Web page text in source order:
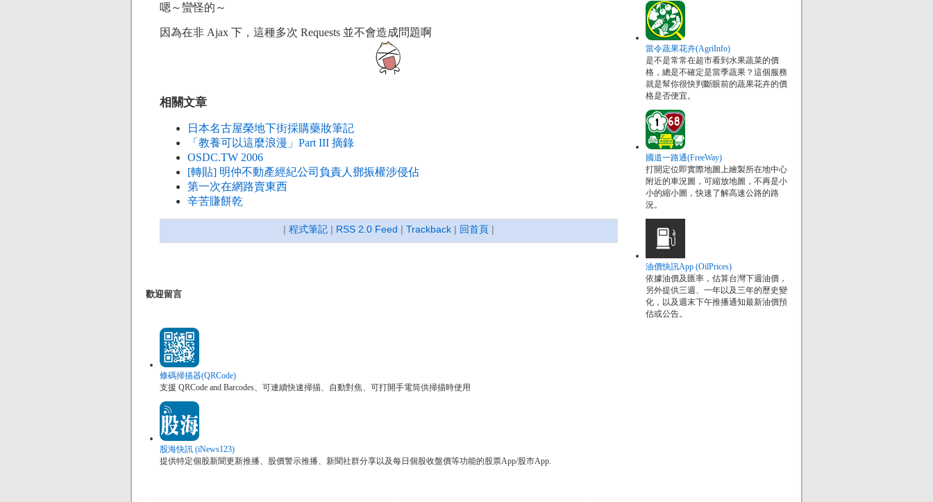
嗯～蠻怪的～
因為在非 Ajax 下，這種多次 Requests 並不會造成問題啊
相關文章
日本名古屋榮地下街採購藥妝筆記
「教養可以這麼浪漫」Part III 摘錄
OSDC.TW 2006
[轉貼] 明仲不動產經紀公司負責人鄧振權涉侵佔
第一次在網路賣東西
辛苦賺餅乾
| 程式筆記 | RSS 2.0 Feed | Trackback | 回首頁 |
歡迎留言
當令蔬果花卉(AgriInfo)
是不是常常在超市看到水果蔬菜的價
格，總是不確定是當季蔬果？這個服務
就是幫你很快判斷眼前的蔬果花卉的價
格是否便宜。
國道一路通(FreeWay)
打開定位即實際地圖上繪製所在地中心
附近的車況圖，可縮放地圖，不再是小
小的縮小圖，快速了解高速公路的路
況。
油價快訊App (OilPrices)
依據油價及匯率，估算台灣下週油價，
另外提供三週、一年以及三年的歷史變
化，以及週末下午推播通知最新油價預
估或公告。
條碼掃描器(QRCode)
支援 QRCode and Barcodes、可連續快速掃描、自動對焦、可打開手電筒供掃描時使用
股海快訊 (iNews123)
提供特定個股新聞更新推播、股價警示推播、新聞社群分享以及每日個股收盤價等功能的股票App/股市App.